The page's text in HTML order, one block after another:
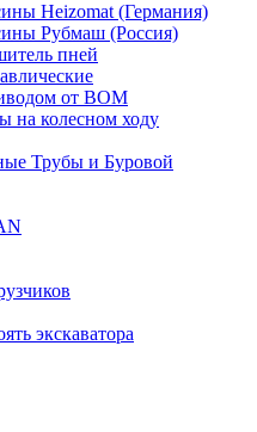
Heizomat (Германия)
Рубмаш (Россия)
пней
от ВОМ
на колесном ходу
Трубы и Буровой
экскаватора